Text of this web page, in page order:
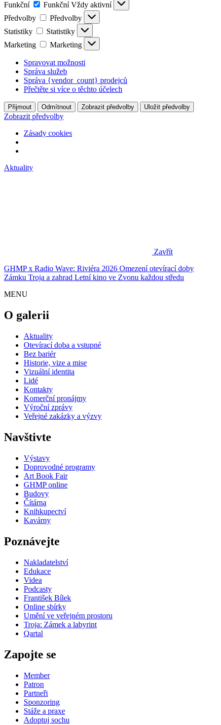
Funkční
Funkční Vždy aktivní
Předvolby
Předvolby
Statistiky
Statistiky
Marketing
Marketing
Spravovat možnosti
Správa služeb
Správa {vendor_count} prodejců
Přečtěte si více o těchto účelech
Přijmout Odmítnout Zobrazit předvolby Uložit předvolby
Zobrazit předvolby
Zásady cookies
Aktuality
Zavřít
GHMP x Radio Wave: Riviéra 2026 Omezení otevírací doby
Zámku Troja a zahrad Letní kino ve Zvonu každou středu
MENU
O galerii
Aktuality
Otevírací doba a vstupné
Bez bariér
Historie, vize a mise
Vizuální identita
Lidé
Kontakty
Komerční pronájmy
Výroční zprávy
Veřejné zakázky a výzvy
Navštivte
Výstavy
Doprovodné programy
Art Book Fair
GHMP online
Budovy
Čítárna
Knihkupectví
Kavárny
Poznávejte
Nakladatelství
Edukace
Videa
Podcasty
František Bílek
Online sbírky
Umění ve veřejném prostoru
Troja: Zámek a labyrint
Qartal
Zapojte se
Member
Patron
Partneři
Sponzoring
Stáže a praxe
Adoptuj sochu